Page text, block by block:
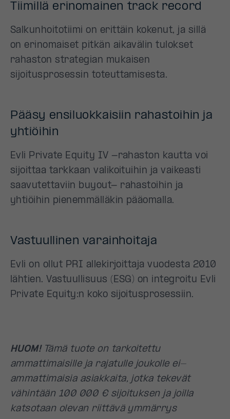
Tiimillä erinomainen track record
Salkunhoitotiimi on erittäin kokenut, ja sillä
on erinomaiset pitkän aikavälin tulokset
rahaston strategian mukaisen
sijoitusprosessin toteuttamisesta.
Pääsy ensiluokkaisiin rahastoihin ja
yhtiöihin
Evli Private Equity IV -rahaston kautta voi
sijoittaa tarkkaan valikoituihin ja vaikeasti
saavutettaviin buyout- rahastoihin ja
yhtiöihin pienemmälläkin pääomalla.
Vastuullinen varainhoitaja
Evli on ollut PRI allekirjoittaja vuodesta 2010
lähtien. Vastuullisuus (ESG) on integroitu Evli
Private Equity:n koko sijoitusprosessiin.
HUOM! Tämä tuote on tarkoitettu
ammattimaisille ja rajatulle joukolle ei-
ammattimaisia asiakkaita, jotka tekevät
vähintään 100 000 € sijoituksen ja joilla
katsotaan olevan riittävä ymmärrys